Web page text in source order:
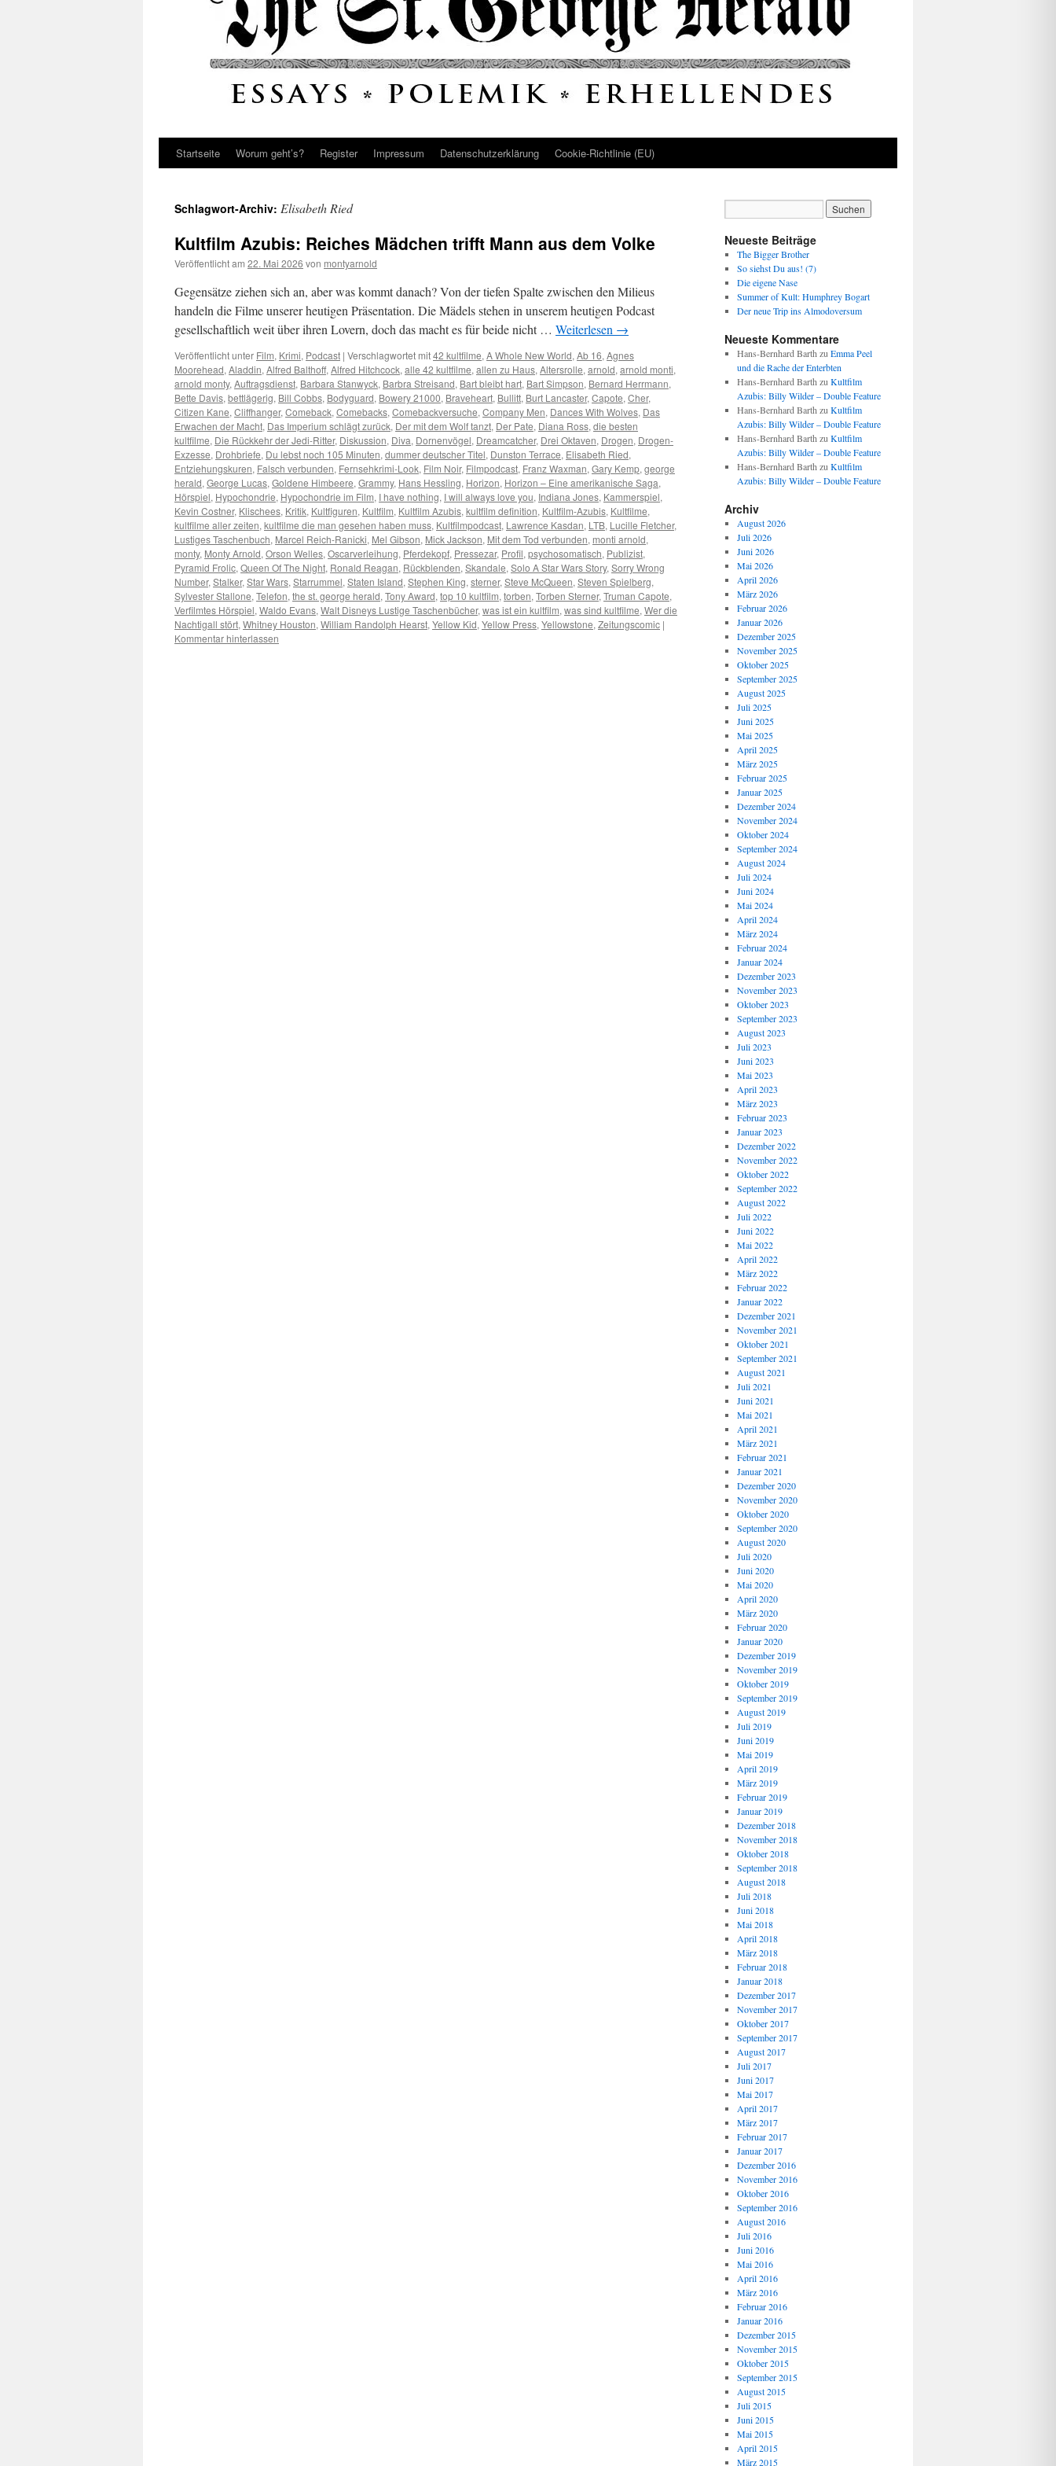
Startseite Worum geht’s? Register Impressum Datenschutz­erklärung Cookie-Richtlinie (EU)
Schlagwort-Archiv: Elisabeth Ried
Kultfilm Azubis: Reiches Mädchen trifft Mann aus dem Volke
Veröffentlicht am 22. Mai 2026 von montyarnold
Gegensätze ziehen sich an, aber was kommt danach? Von der tiefen Spalte zwischen den Milieus
handeln die Filme unserer heutigen Präsentation. Die Mädels stehen in unserem heutigen Podcast
gesellschaftlich weit über ihren Lovern, doch das macht es für beide nicht … Weiterlesen →
Veröffentlicht unter Film, Krimi, Podcast | Verschlagwortet mit42 kultfilme, A Whole New World, Ab 16, Agnes
Moorehead, Aladdin, Alfred Balthoff, Alfred Hitchcock, alle 42 kultfilme, allen zu Haus, Altersrolle, arnold, arnold monti,
arnold monty, Auftragsdienst, Barbara Stanwyck, Barbra Streisand, Bart bleibt hart, Bart Simpson, Bernard Herrmann,
Bette Davis, bettlägerig, Bill Cobbs, Bodyguard, Bowery 21000, Braveheart, Bullitt, Burt Lancaster, Capote, Cher,
Citizen Kane, Cliffhanger, Comeback, Comebacks, Comebackversuche, Company Men, Dances With Wolves, Das
Erwachen der Macht, Das Imperium schlägt zurück, Der mit dem Wolf tanzt, Der Pate, Diana Ross, die besten
kultfilme, Die Rückkehr der Jedi-Ritter, Diskussion, Diva, Dornenvögel, Dreamcatcher, Drei Oktaven, Drogen, Drogen-
Exzesse, Drohbriefe, Du lebst noch 105 Minuten, dummer deutscher Titel, Dunston Terrace, Elisabeth Ried,
Entziehungskuren, Falsch verbunden, Fernsehkrimi-Look, Film Noir, Filmpodcast, Franz Waxman, Gary Kemp, george
herald, George Lucas, Goldene Himbeere, Grammy, Hans Hessling, Horizon, Horizon – Eine amerikanische Saga,
Hörspiel, Hypochondrie, Hypochondrie im Film, I have nothing, I will always love you, Indiana Jones, Kammerspiel,
Kevin Costner, Klischees, Kritik, Kultfiguren, Kultfilm, Kultfilm Azubis, kultfilm definition, Kultfilm-Azubis, Kultfilme,
kultfilme aller zeiten, kultfilme die man gesehen haben muss, Kultfilmpodcast, Lawrence Kasdan, LTB, Lucille Fletcher,
Lustiges Taschenbuch, Marcel Reich-Ranicki, Mel Gibson, Mick Jackson, Mit dem Tod verbunden, monti arnold,
monty, Monty Arnold, Orson Welles, Oscarverleihung, Pferdekopf, Pressezar, Profil, psychosomatisch, Publizist,
Pyramid Frolic, Queen Of The Night, Ronald Reagan, Rückblenden, Skandale, Solo A Star Wars Story, Sorry Wrong
Number, Stalker, Star Wars, Starrummel, Staten Island, Stephen King, sterner, Steve McQueen, Steven Spielberg,
Sylvester Stallone, Telefon, the st. george herald, Tony Award, top 10 kultfilm, torben, Torben Sterner, Truman Capote,
Verfilmtes Hörspiel, Waldo Evans, Walt Disneys Lustige Taschenbücher, was ist ein kultfilm, was sind kultfilme, Wer die
Nachtigall stört, Whitney Houston, William Randolph Hearst, Yellow Kid, Yellow Press, Yellowstone, Zeitungscomic |
Kommentar hinterlassen
Neueste Beiträge
The Bigger Brother
So siehst Du aus! (7)
Die eigene Nase
Summer of Kult: Humphrey Bogart
Der neue Trip ins Almodoversum
Neueste Kommentare
Hans-Bernhard Barth zu Emma Peel
und die Rache der Enterbten
Hans-Bernhard Barth zu Kultfilm
Azubis: Billy Wilder – Double Feature
Hans-Bernhard Barth zu Kultfilm
Azubis: Billy Wilder – Double Feature
Hans-Bernhard Barth zu Kultfilm
Azubis: Billy Wilder – Double Feature
Hans-Bernhard Barth zu Kultfilm
Azubis: Billy Wilder – Double Feature
Archiv
August 2026
Juli 2026
Juni 2026
Mai 2026
April 2026
März 2026
Februar 2026
Januar 2026
Dezember 2025
November 2025
Oktober 2025
September 2025
August 2025
Juli 2025
Juni 2025
Mai 2025
April 2025
März 2025
Februar 2025
Januar 2025
Dezember 2024
November 2024
Oktober 2024
September 2024
August 2024
Juli 2024
Juni 2024
Mai 2024
April 2024
März 2024
Februar 2024
Januar 2024
Dezember 2023
November 2023
Oktober 2023
September 2023
August 2023
Juli 2023
Juni 2023
Mai 2023
April 2023
März 2023
Februar 2023
Januar 2023
Dezember 2022
November 2022
Oktober 2022
September 2022
August 2022
Juli 2022
Juni 2022
Mai 2022
April 2022
März 2022
Februar 2022
Januar 2022
Dezember 2021
November 2021
Oktober 2021
September 2021
August 2021
Juli 2021
Juni 2021
Mai 2021
April 2021
März 2021
Februar 2021
Januar 2021
Dezember 2020
November 2020
Oktober 2020
September 2020
August 2020
Juli 2020
Juni 2020
Mai 2020
April 2020
März 2020
Februar 2020
Januar 2020
Dezember 2019
November 2019
Oktober 2019
September 2019
August 2019
Juli 2019
Juni 2019
Mai 2019
April 2019
März 2019
Februar 2019
Januar 2019
Dezember 2018
November 2018
Oktober 2018
September 2018
August 2018
Juli 2018
Juni 2018
Mai 2018
April 2018
März 2018
Februar 2018
Januar 2018
Dezember 2017
November 2017
Oktober 2017
September 2017
August 2017
Juli 2017
Juni 2017
Mai 2017
April 2017
März 2017
Februar 2017
Januar 2017
Dezember 2016
November 2016
Oktober 2016
September 2016
August 2016
Juli 2016
Juni 2016
Mai 2016
April 2016
März 2016
Februar 2016
Januar 2016
Dezember 2015
November 2015
Oktober 2015
September 2015
August 2015
Juli 2015
Juni 2015
Mai 2015
April 2015
März 2015